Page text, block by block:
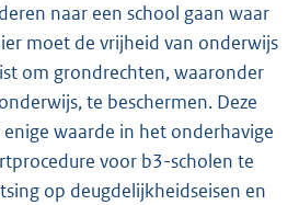
naar een school gaan waar
moet de vrijheid van onderwijs
om grondrechten, waaronder
te beschermen. Deze
waarde in het onderhavige
voor b3-scholen te
op deugdelijkheidseisen en